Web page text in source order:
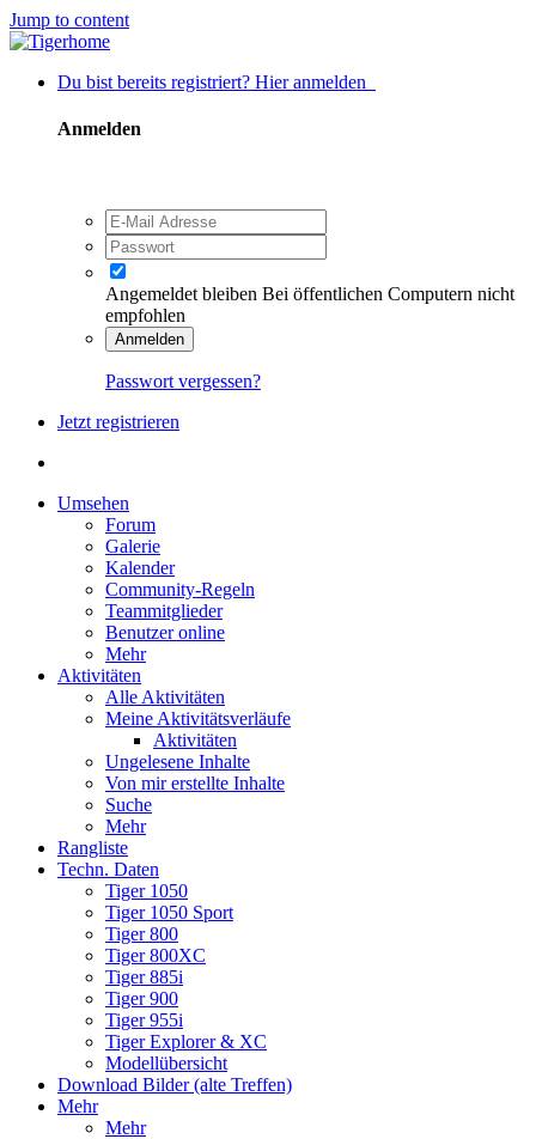
Jump to content
Du bist bereits registriert? Hier anmelden
Anmelden
Angemeldet bleiben Bei öffentlichen Computern nicht
empfohlen
Anmelden
Passwort vergessen?
Jetzt registrieren
Umsehen
Forum
Galerie
Kalender
Community-Regeln
Teammitglieder
Benutzer online
Mehr
Aktivitäten
Alle Aktivitäten
Meine Aktivitätsverläufe
Aktivitäten
Ungelesene Inhalte
Von mir erstellte Inhalte
Suche
Mehr
Rangliste
Techn. Daten
Tiger 1050
Tiger 1050 Sport
Tiger 800
Tiger 800XC
Tiger 885i
Tiger 900
Tiger 955i
Tiger Explorer & XC
Modellübersicht
Download Bilder (alte Treffen)
Mehr
Mehr